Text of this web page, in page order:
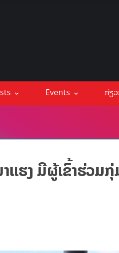
Events
ກ່ຽ
ແຮງ ມີຜູ້ເຂົ້າຮ່ວມ